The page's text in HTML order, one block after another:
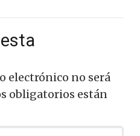
electrónico no será
obligatorios están